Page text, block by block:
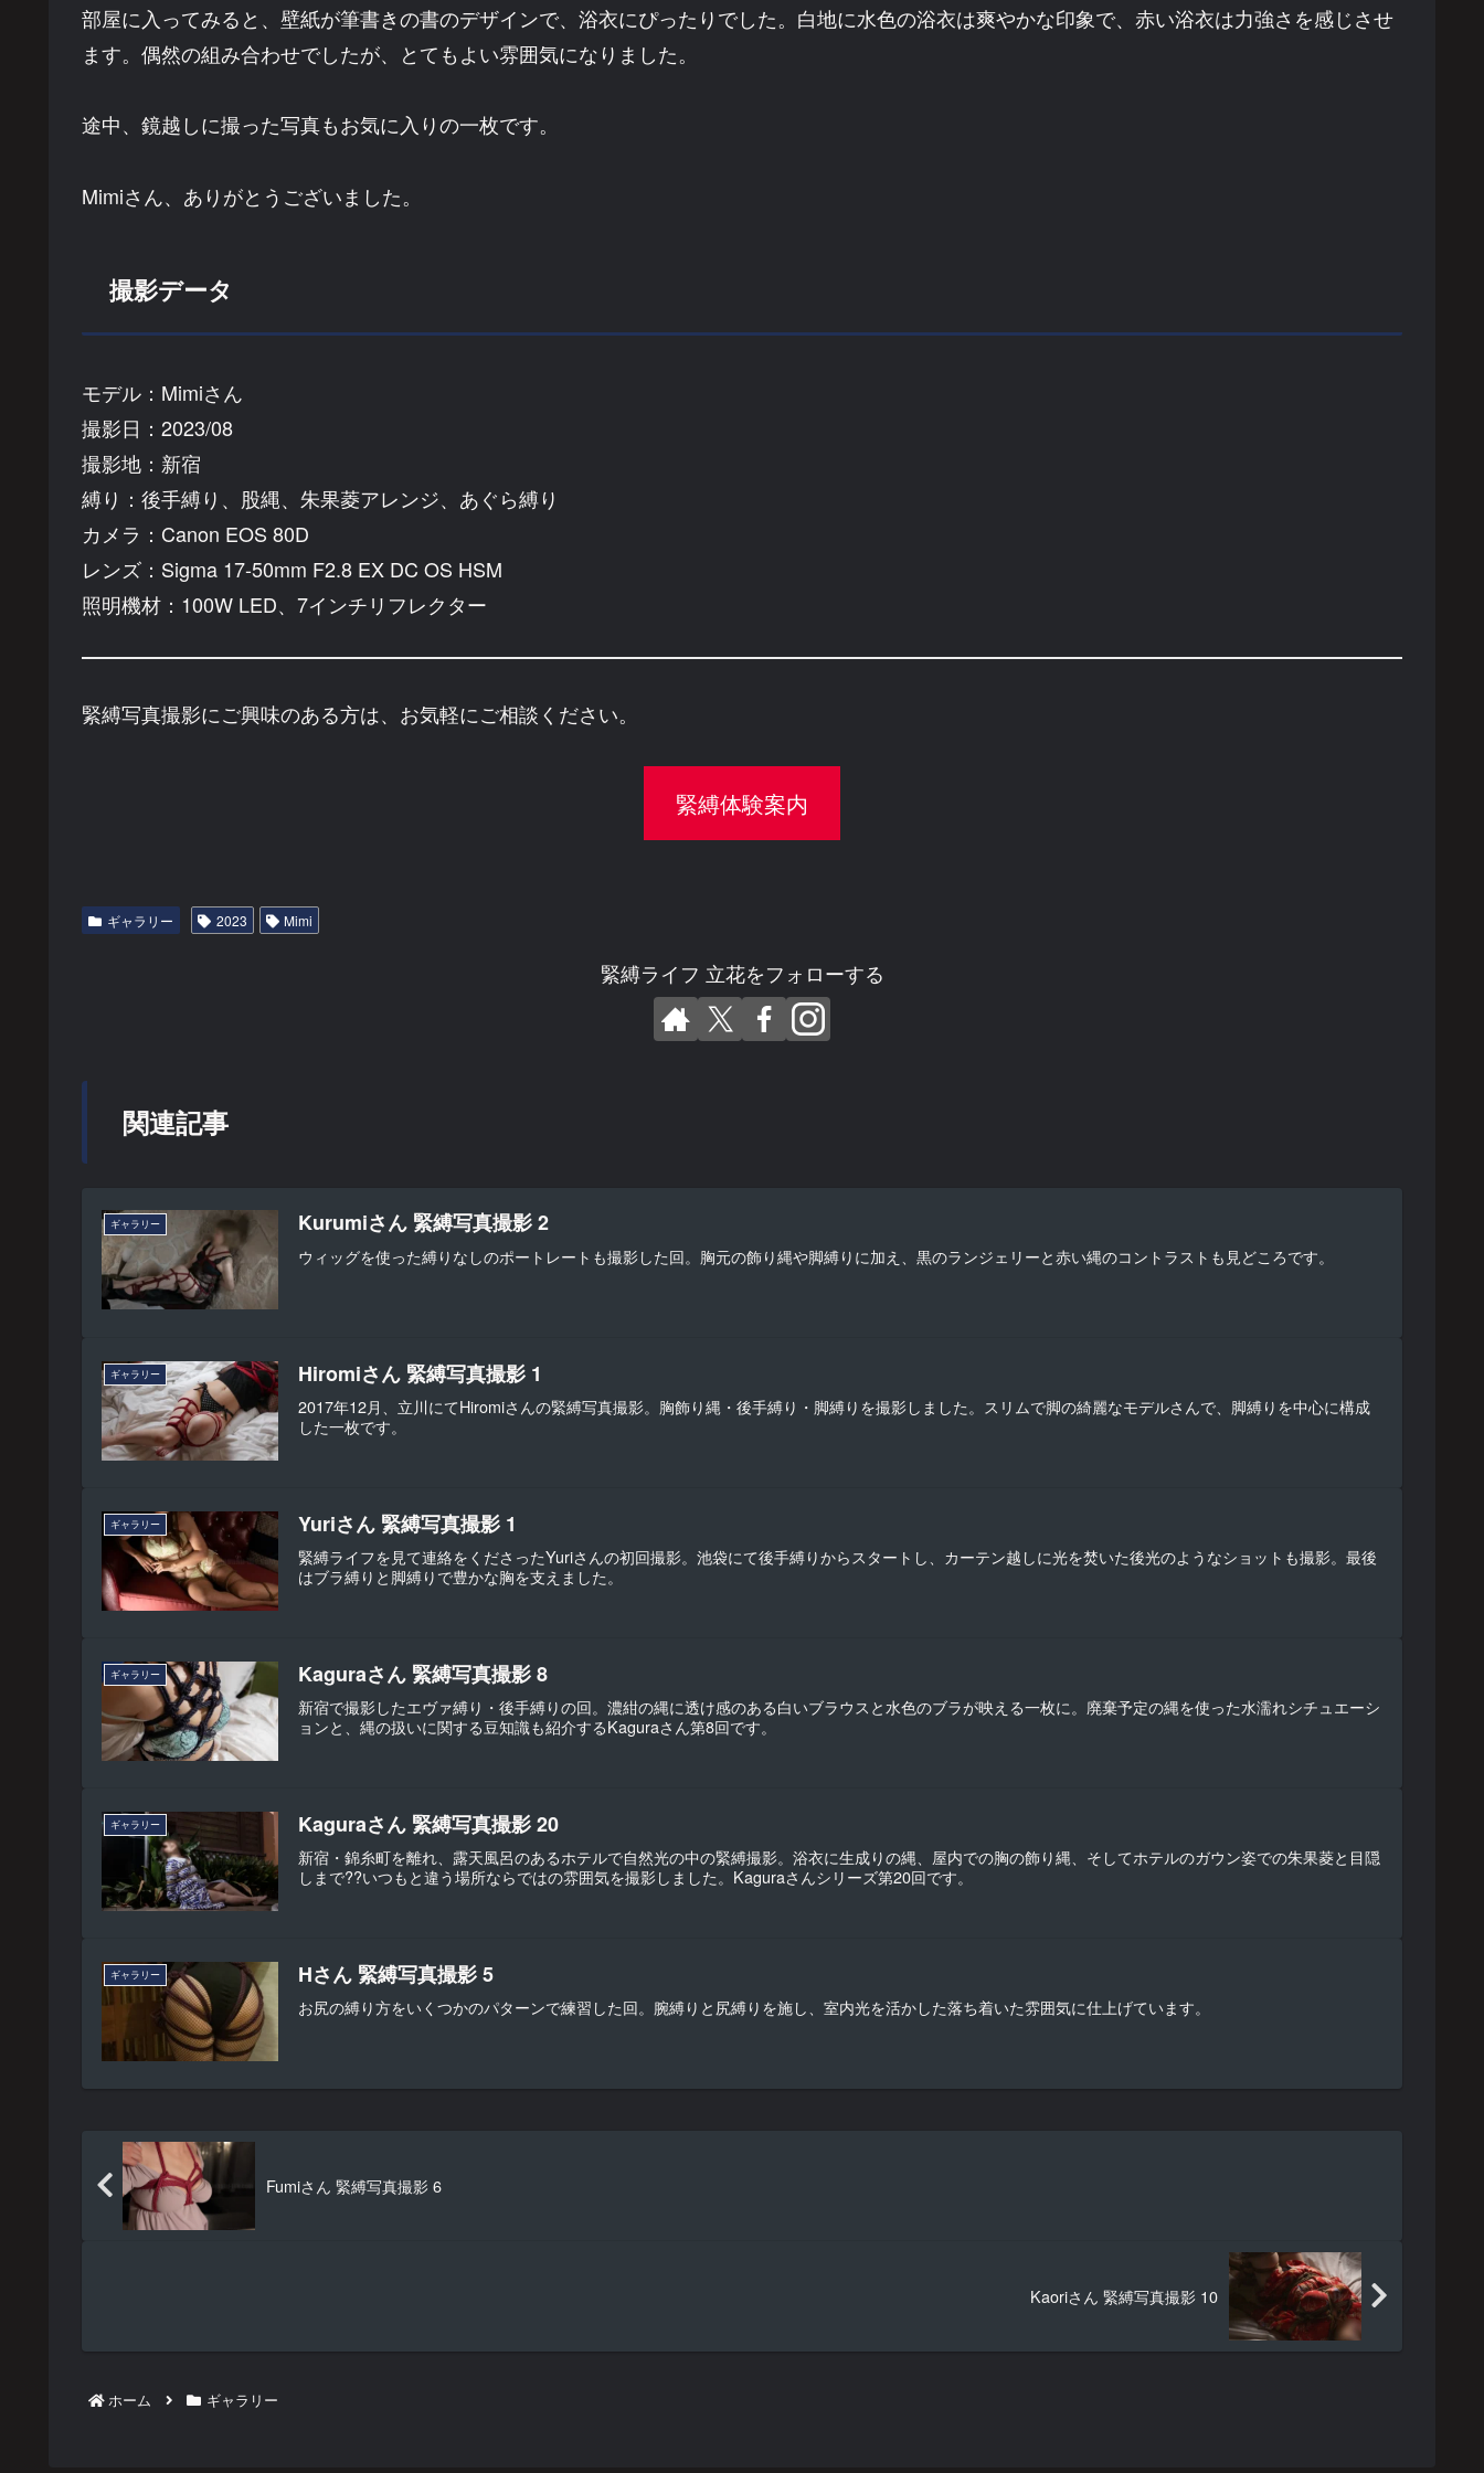
部屋に入ってみると、壁紙が筆書きの書のデザインで、浴衣にぴったりでした。白地に水色の浴衣は爽やかな印象で、赤い浴衣は力強さを感じさせ
ます。偶然の組み合わせでしたが、とてもよい雰囲気になりました。
途中、鏡越しに撮った写真もお気に入りの一枚です。
Mimiさん、ありがとうございました。
撮影データ
モデル：Mimiさん
撮影日：2023/08
撮影地：新宿
縛り：後手縛り、股縄、朱果菱アレンジ、あぐら縛り
カメラ：Canon EOS 80D
レンズ：Sigma 17-50mm F2.8 EX DC OS HSM
照明機材：100W LED、7インチリフレクター
緊縛写真撮影にご興味のある方は、お気軽にご相談ください。
緊縛体験案内
ギャラリー 2023 Mimi
緊縛ライフ 立花をフォローする
関連記事
ギャラリー Kurumiさん 緊縛写真撮影 2
ウィッグを使った縛りなしのポートレートも撮影した回。胸元の飾り縄や脚縛りに加え、黒のランジェリーと赤い縄のコントラストも見どころです。
ギャラリー Hiromiさん 緊縛写真撮影 1
2017年12月、立川にてHiromiさんの緊縛写真撮影。胸飾り縄・後手縛り・脚縛りを撮影しました。スリムで脚の綺麗なモデルさんで、脚縛りを中心に構成
した一枚です。
ギャラリー Yuriさん 緊縛写真撮影 1
緊縛ライフを見て連絡をくださったYuriさんの初回撮影。池袋にて後手縛りからスタートし、カーテン越しに光を焚いた後光のようなショットも撮影。最後
はブラ縛りと脚縛りで豊かな胸を支えました。
ギャラリー Kaguraさん 緊縛写真撮影 8
新宿で撮影したエヴァ縛り・後手縛りの回。濃紺の縄に透け感のある白いブラウスと水色のブラが映える一枚に。廃棄予定の縄を使った水濡れシチュエーシ
ョンと、縄の扱いに関する豆知識も紹介するKaguraさん第8回です。
ギャラリー Kaguraさん 緊縛写真撮影 20
新宿・錦糸町を離れ、露天風呂のあるホテルで自然光の中の緊縛撮影。浴衣に生成りの縄、屋内での胸の飾り縄、そしてホテルのガウン姿での朱果菱と目隠
しまで??いつもと違う場所ならではの雰囲気を撮影しました。Kaguraさんシリーズ第20回です。
ギャラリー Hさん 緊縛写真撮影 5
お尻の縛り方をいくつかのパターンで練習した回。腕縛りと尻縛りを施し、室内光を活かした落ち着いた雰囲気に仕上げています。
Fumiさん 緊縛写真撮影 6
Kaoriさん 緊縛写真撮影 10
ホーム ギャラリー